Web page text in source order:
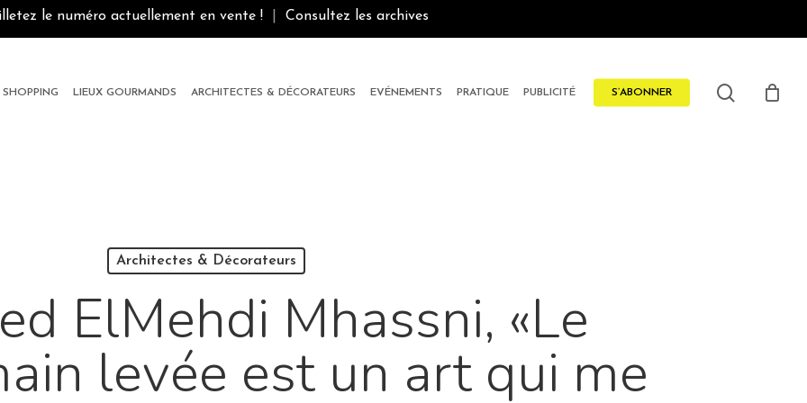
le numéro actuellement en vente ! Consultez les archives
SHOPPING LIEUX GOURMANDS ARCHITECTES & DÉCORATEURS EVÉNEMENTS PRATIQUE PUBLICITÉ S’ABONNER search
Architectes & Décorateurs
ElMehdi Mhassni, «Le
levée est un art qui me